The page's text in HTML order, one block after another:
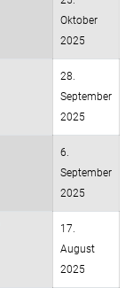
Oktober
2025
28.
September
2025
6.
September
2025
17.
August
2025